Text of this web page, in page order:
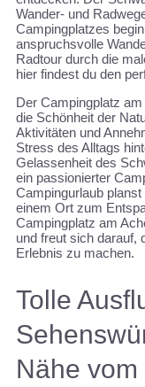
Wander- und
Campingplatzes
anspruchsvolle
Radtour durch die
hier findest du den
Der Campingplatz
die Schönheit der
Aktivitäten und
Stress des Alltags
Gelassenheit des
ein passionierter
Campingurlaub
einem Ort zum
Campingplatz am
und freut sich darauf,
Erlebnis zu machen.
Tolle
Nähe